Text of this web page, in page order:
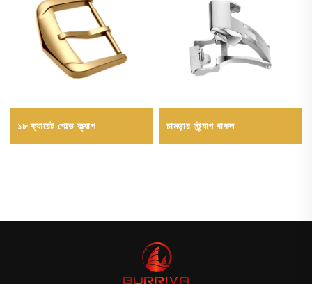
১৮ ক্যারেট গোল্ড ক্ল্যাপ চামড়ার স্ট্র্যাপ বাকল